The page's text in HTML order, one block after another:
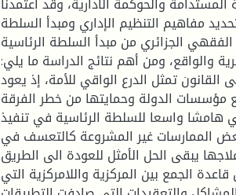
مفاهيم التنظيم الإداري ومبدأ السلطة
الجزائري من مبدأ السلطة الرئاسية
والواقع، ومن أهم نتائج الدراسة ما يلي:
القانون تمثل الدرع الواقي للأمة، إذ يعود
الدولة وحمايتها من خطر الفرقة
يعطي هامشا واسعا للسلطة الرئاسية في تنفيذ
الدولة. 3 ـ وجود بعض الممارسات غير المشروعة كالتعسف في
يبقى الحل الأمثل للعودة الى الطريق
قاعدة الجمع بين المركزية واللامركزية التي